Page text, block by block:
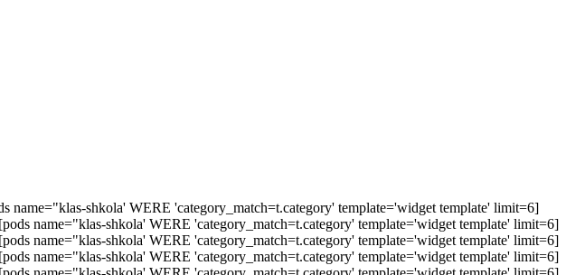
shkola' WERE 'category_match=t.category' template='widget template' limit=6]
name="klas-shkola' WERE 'category_match=t.category' template='widget template' limit=6]
name="klas-shkola' WERE 'category_match=t.category' template='widget template' limit=6]
name="klas-shkola' WERE 'category_match=t.category' template='widget template' limit=6]